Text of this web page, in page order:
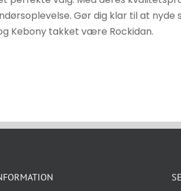
Gør dig klar til at
Kebony takket være Rockidan.